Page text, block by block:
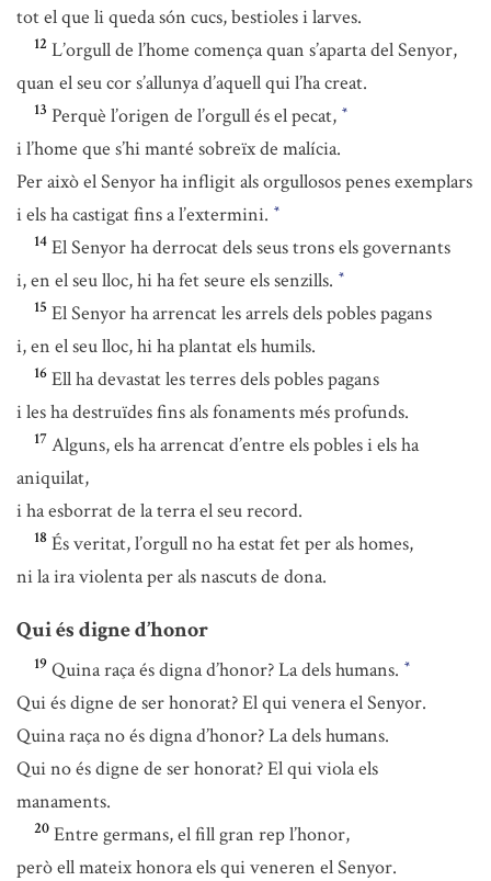
tot el que li queda són cucs, bestioles i larves.
12 L’orgull de l’home comença quan s’aparta del Senyor,
quan el seu cor s’allunya d’aquell qui l’ha creat.
13 Perquè l’origen de l’orgull és el pecat, *
i l’home que s’hi manté sobreïx de malícia.
Per això el Senyor ha infligit als orgullosos penes exemplars
i els ha castigat fins a l’extermini. *
14 El Senyor ha derrocat dels seus trons els governants
i, en el seu lloc, hi ha fet seure els senzills. *
15 El Senyor ha arrencat les arrels dels pobles pagans
i, en el seu lloc, hi ha plantat els humils.
16 Ell ha devastat les terres dels pobles pagans
i les ha destruïdes fins als fonaments més profunds.
17 Alguns, els ha arrencat d’entre els pobles i els ha
aniquilat,
i ha esborrat de la terra el seu record.
18 És veritat, l’orgull no ha estat fet per als homes,
ni la ira violenta per als nascuts de dona.
Qui és digne d’honor
19 Quina raça és digna d’honor? La dels humans. *
Qui és digne de ser honorat? El qui venera el Senyor.
Quina raça no és digna d’honor? La dels humans.
Qui no és digne de ser honorat? El qui viola els
manaments.
20 Entre germans, el fill gran rep l’honor,
però ell mateix honora els qui veneren el Senyor.